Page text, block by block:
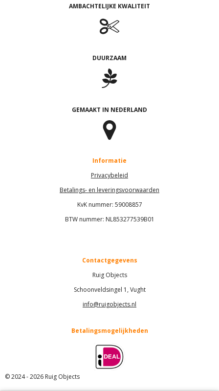
AMBACHTELIJKE KWALITEIT
DUURZAAM
GEMAAKT IN NEDERLAND
Informatie
Privacybeleid
Betalings- en leveringsvoorwaarden
KvK nummer: 59008857
BTW nummer: NL853277539B01
Contactgegevens
Ruig Objects
Schoonveldsingel 1, Vught
info@ruigobjects.nl
Betalingsmogelijkheden
© 2024 - 2026 Ruig Objects